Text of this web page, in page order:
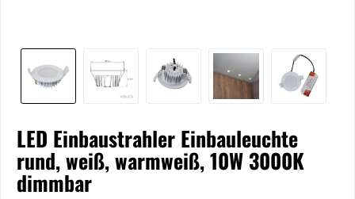
LED Einbaustrahler Einbauleuchte
rund, weiß, warmweiß, 10W 3000K
dimmbar